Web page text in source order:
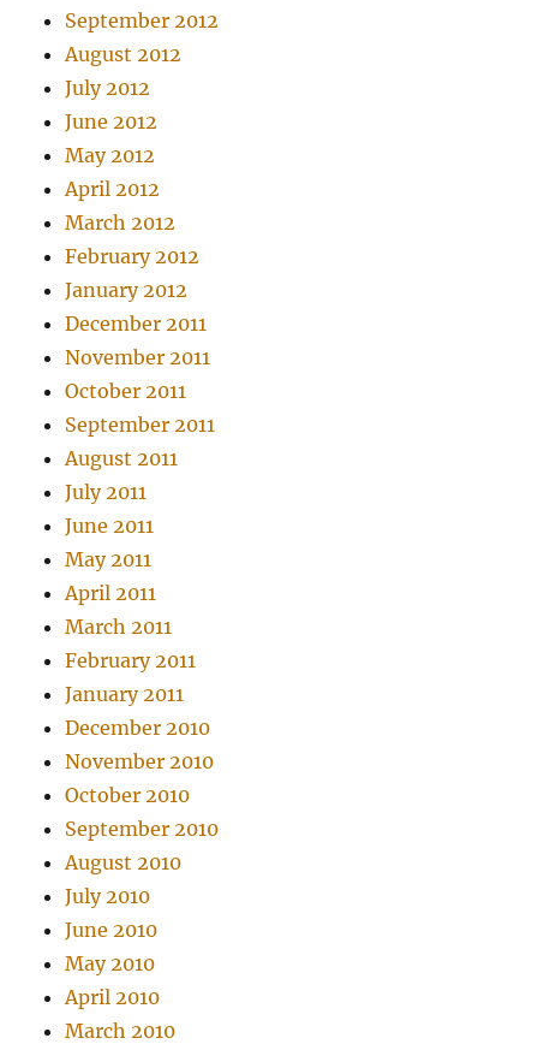
September 2012
August 2012
July 2012
June 2012
May 2012
April 2012
March 2012
February 2012
January 2012
December 2011
November 2011
October 2011
September 2011
August 2011
July 2011
June 2011
May 2011
April 2011
March 2011
February 2011
January 2011
December 2010
November 2010
October 2010
September 2010
August 2010
July 2010
June 2010
May 2010
April 2010
March 2010